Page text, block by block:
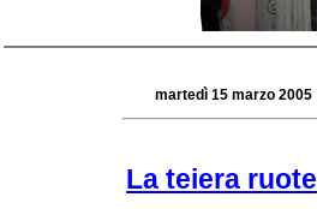
martedì 15 marzo 2005
La teiera ruote